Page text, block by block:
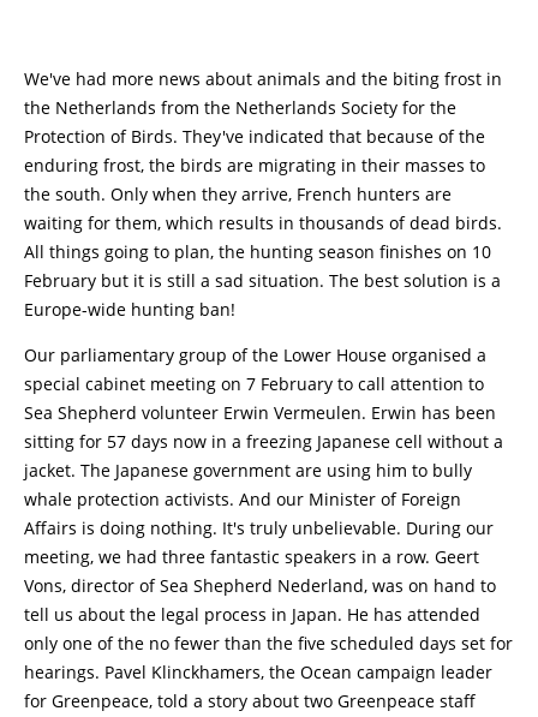
We've had more news about animals and the biting frost in
the Netherlands from the Netherlands Society for the
Protection of Birds. They've indicated that because of the
enduring frost, the birds are migrating in their masses to
the south. Only when they arrive, French hunters are
waiting for them, which results in thousands of dead birds.
All things going to plan, the hunting season finishes on 10
February but it is still a sad situation. The best solution is a
Europe-wide hunting ban!
Our parliamentary group of the Lower House organised a
special cabinet meeting on 7 February to call attention to
Sea Shepherd volunteer Erwin Vermeulen. Erwin has been
sitting for 57 days now in a freezing Japanese cell without a
jacket. The Japanese government are using him to bully
whale protection activists. And our Minister of Foreign
Affairs is doing nothing. It's truly unbelievable. During our
meeting, we had three fantastic speakers in a row. Geert
Vons, director of Sea Shepherd Nederland, was on hand to
tell us about the legal process in Japan. He has attended
only one of the no fewer than the five scheduled days set for
hearings. Pavel Klinckhamers, the Ocean campaign leader
for Greenpeace, told a story about two Greenpeace staff